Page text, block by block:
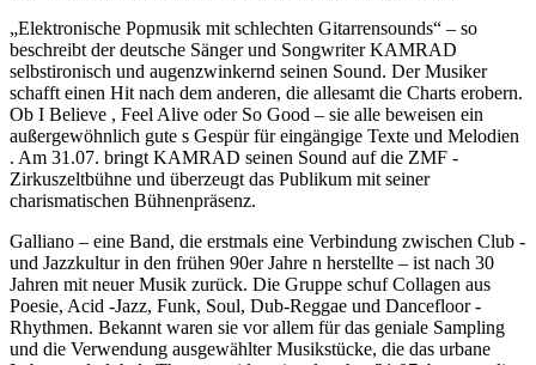
„Elektronische Popmusik mit schlechten Gitarrensounds“ – so
beschreibt der deutsche Sänger und Songwriter KAMRAD
selbstironisch und augenzwinkernd seinen Sound. Der Musiker
schafft einen Hit nach dem anderen, die allesamt die Charts erobern.
Ob I Believe , Feel Alive oder So Good – sie alle beweisen ein
außergewöhnlich gute s Gespür für eingängige Texte und Melodien
. Am 31.07. bringt KAMRAD seinen Sound auf die ZMF -
Zirkuszeltbühne und überzeugt das Publikum mit seiner
charismatischen Bühnenpräsenz.
Galliano – eine Band, die erstmals eine Verbindung zwischen Club -
und Jazzkultur in den frühen 90er Jahre n herstellte – ist nach 30
Jahren mit neuer Musik zurück. Die Gruppe schuf Collagen aus
Poesie, Acid -Jazz, Funk, Soul, Dub-Reggae und Dancefloor -
Rhythmen. Bekannt waren sie vor allem für das geniale Sampling
und die Verwendung ausgewählter Musikstücke, die das urbane